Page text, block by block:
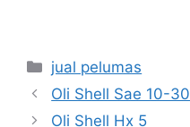
jual pelumas
Oli Shell Sae 10-30
Oli Shell Hx 5